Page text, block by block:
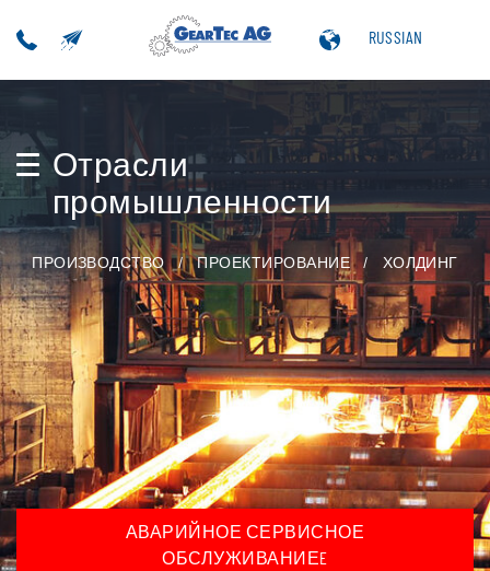
RUSSIAN
Отрасли
промышленности
ПРОИЗВОДСТВО ПРОЕКТИРОВАНИЕ ХОЛДИНГ
АВАРИЙНОЕ СЕРВИСНОЕ
ОБСЛУЖИВАНИЕE